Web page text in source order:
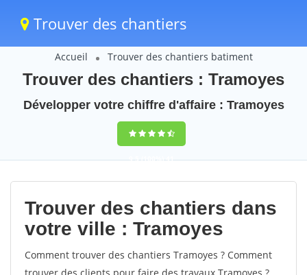
Trouver des chantiers
Accueil Trouver des chantiers batiment
Trouver des chantiers : Tramoyes
Développer votre chiffre d'affaire : Tramoyes
9,5(100%)41
votes
Trouver des chantiers dans
votre ville : Tramoyes
Comment trouver des chantiers Tramoyes ? Comment